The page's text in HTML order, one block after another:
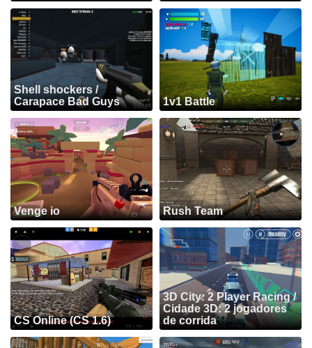
Shell shockers /
Carapace Bad Guys
1v1 Battle
Venge io Rush Team
CS Online (CS 1.6)
3D City: 2 Player Racing /
Cidade 3D: 2 jogadores
de corrida